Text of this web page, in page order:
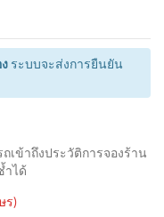
ระบบจะส่งการยืนยัน
เข้าถึงประวัติการจองร้าน
ำได้
ร)